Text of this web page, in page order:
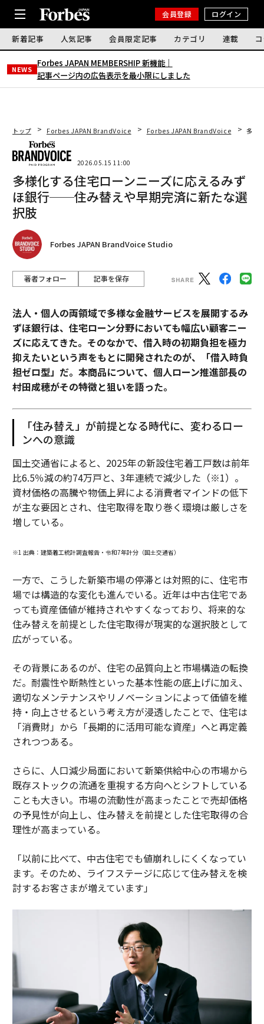
会員登録 ログイン
新着記事 人気記事 会員限定記事 カテゴリ 連載
NEWS
Forbes JAPAN MEMBERSHIP 新機能｜
記事ページ内の広告表示を最小限にしました
トップ Forbes JAPAN BrandVoice Forbes JAPAN BrandVoice 多様
2026.05.15 11:00
多様化する住宅ローンニーズに応えるみず
ほ銀行──住み替えや早期完済に新たな選
択肢
Forbes JAPAN BrandVoice Studio
著者フォロー 記事を保存
法人・個人の両領域で多様な金融サービスを展開するみ
ずほ銀行は、住宅ローン分野においても幅広い顧客ニー
ズに応えてきた。そのなかで、借入時の初期負担を極力
抑えたいという声をもとに開発されたのが、「借入時負
担ゼロ型」だ。本商品について、個人ローン推進部長の
村田成穂がその特徴と狙いを語った。
「住み替え」が前提となる時代に、変わるロー
ンへの意識
国土交通省によると、2025年の新設住宅着工戸数は前年
比6.5％減の約74万戸と、3年連続で減少した（※1）。
資材価格の高騰や物価上昇による消費者マインドの低下
が主な要因とされ、住宅取得を取り巻く環境は厳しさを
増している。
※1 出典：建築着工統計調査報告・令和7年計分（国土交通省）
一方で、こうした新築市場の停滞とは対照的に、住宅市
場では構造的な変化も進んでいる。近年は中古住宅であ
っても資産価値が維持されやすくなっており、将来的な
住み替えを前提とした住宅取得が現実的な選択肢として
広がっている。
その背景にあるのが、住宅の品質向上と市場構造の転換
だ。耐震性や断熱性といった基本性能の底上げに加え、
適切なメンテナンスやリノベーションによって価値を維
持・向上させるという考え方が浸透したことで、住宅は
「消費財」から「長期的に活用可能な資産」へと再定義
されつつある。
さらに、人口減少局面において新築供給中心の市場から
既存ストックの流通を重視する方向へとシフトしている
ことも大きい。市場の流動性が高まったことで売却価格
の予見性が向上し、住み替えを前提とした住宅取得の合
理性が高まっている。
「以前に比べて、中古住宅でも値崩れしにくくなってい
ます。そのため、ライフステージに応じて住み替えを検
討するお客さまが増えています」